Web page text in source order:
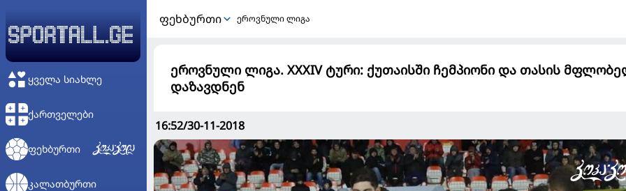
ᲧᲕᲔᲚᲐ ᲡᲘᲐᲮᲚᲔ
ᲥᲐᲠᲗᲕᲔᲚᲔᲑᲘ
ᲤᲔᲮᲑᲣᲠᲗᲘ
ᲙᲐᲚᲐᲗᲑᲣᲠᲗᲘ
ᲤᲔᲮᲑᲣᲠᲗᲘ ეროვნული ლიგა
ეროვნული ლიგა. XXXIV ტური: ქუთაისში ჩემპიონი და თასის
დაზავდნენ
16:52/30-11-2018